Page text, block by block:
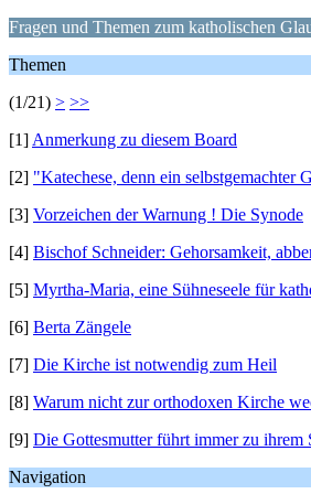
Fragen und Themen zum katholischen
Themen
(1/21) > >>
[1] Anmerkung zu diesem Board
[2] "Katechese, denn ein selbstgemachter
[3] Vorzeichen der Warnung ! Die Synode
[4] Bischof Schneider: Gehorsamkeit,
[5] Myrtha-Maria, eine Sühneseele für
[6] Berta Zängele
[7] Die Kirche ist notwendig zum Heil
[8] Warum nicht zur orthodoxen Kirche
[9] Die Gottesmutter führt immer zu ihrem
Navigation